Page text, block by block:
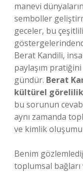
manevi
semboller
geceler, bu
Berat Kandili,
paylaşım
gündür. Berat
kültürel görelilik
bu sorunun
aynı zamanda
ve kimlik
Benim
toplumsal